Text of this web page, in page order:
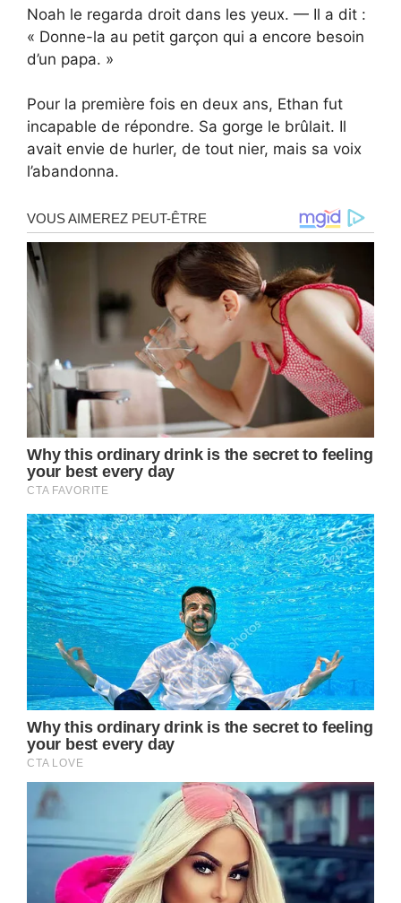
Noah le regarda droit dans les yeux. — Il a dit :
« Donne-la au petit garçon qui a encore besoin
d’un papa. »
Pour la première fois en deux ans, Ethan fut
incapable de répondre. Sa gorge le brûlait. Il
avait envie de hurler, de tout nier, mais sa voix
l’abandonna.